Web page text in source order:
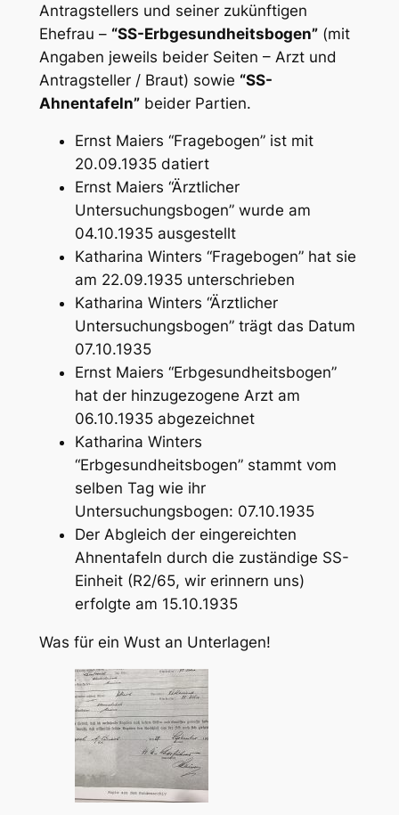
Antragstellers und seiner zukünftigen
Ehefrau – “SS-Erbgesundheitsbogen”(mit
Angaben jeweils beider Seiten – Arzt und
Antragsteller / Braut) sowie “SS-
Ahnentafeln”beider Partien.
Ernst Maiers “Fragebogen” ist mit
20.09.1935 datiert
Ernst Maiers “Ärztlicher
Untersuchungsbogen” wurde am
04.10.1935 ausgestellt
Katharina Winters “Fragebogen” hat sie
am 22.09.1935 unterschrieben
Katharina Winters “Ärztlicher
Untersuchungsbogen” trägt das Datum
07.10.1935
Ernst Maiers “Erbgesundheitsbogen”
hat der hinzugezogene Arzt am
06.10.1935 abgezeichnet
Katharina Winters
“Erbgesundheitsbogen” stammt vom
selben Tag wie ihr
Untersuchungsbogen: 07.10.1935
Der Abgleich der eingereichten
Ahnentafeln durch die zuständige SS-
Einheit (R2/65, wir erinnern uns)
erfolgte am 15.10.1935
Was für ein Wust an Unterlagen!